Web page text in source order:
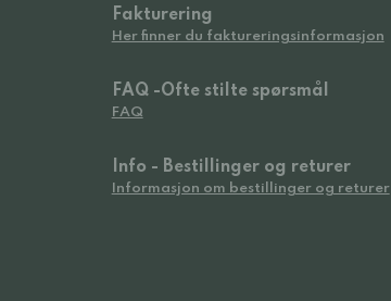
Fakturering
Her finner du faktureringsinformasjon
FAQ -Ofte stilte spørsmål
FAQ
Info - Bestillinger og returer
Informasjon om bestillinger og returer